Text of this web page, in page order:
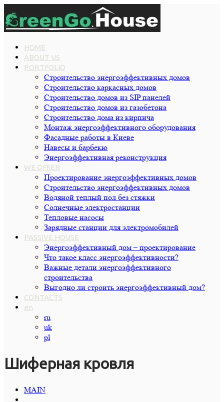
HOME
ABOUT US
PORTFOLIO
Строительство энергоэффективных домов
Строительство каркасных домов
Строительство домов из SIP панелей
Строительство домов из газобетона
Строительство дома из кирпича
Монтаж энергоэффективного оборудования
Фасадные работы в Киеве
Навесы и барбекю
Энергоэффективная реконструкция
WE OFFER
Проектирование энергоэффективных домов
Строительство энергоэффективных домов
Водяной теплый пол без стяжки
Cолнечные электростанции
Тепловые насосы
Зарядные станции для электромобилей
PASSIVE HOUSE
Энергоэффективный дом – проектирование
Что такое класс энергоэффективности?
Важные детали энергоэффективного
строительства
Выгодно ли строить энергоэффективный дом?
CONTACTS
en
ru
uk
pl
Шиферная кровля
MAIN